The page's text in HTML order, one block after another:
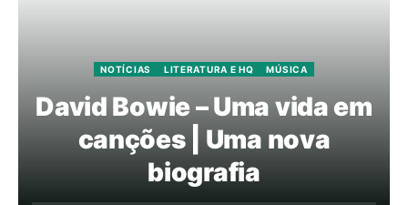
NOTÍCIAS LITERATURA E HQ MÚSICA
David Bowie – Uma vida em
canções | Uma nova
biografia